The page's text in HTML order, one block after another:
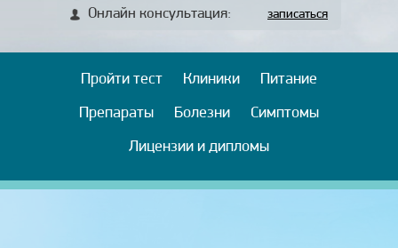
Онлайн консультация: записаться
Пройти тест Клиники
Питание
Препараты
Болезни
Симптомы
Лицензии и дипломы